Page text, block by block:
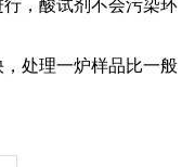
，酸试剂不会污染环
处理一炉样品比一般